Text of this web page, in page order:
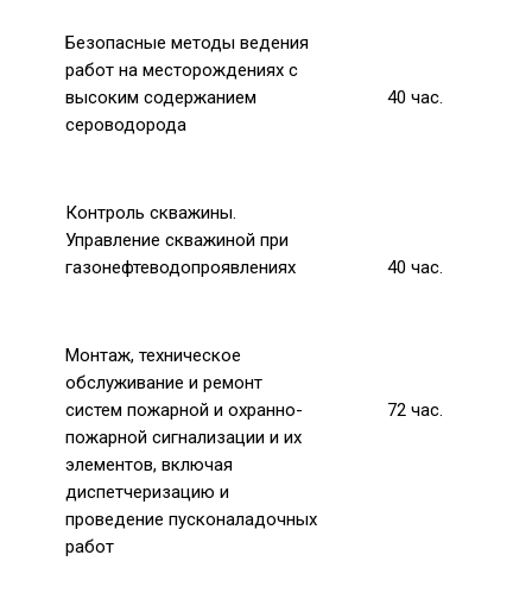
Безопасные методы ведения
работ на месторождениях с
высоким содержанием
сероводорода
40час.
Контроль скважины.
Управление скважиной при
газонефтеводопроявлениях
40час.
Монтаж, техническое
обслуживание и ремонт
систем пожарной и охранно-
пожарной сигнализации и их
элементов, включая
диспетчеризацию и
проведениепусконаладочных
работ
72час.